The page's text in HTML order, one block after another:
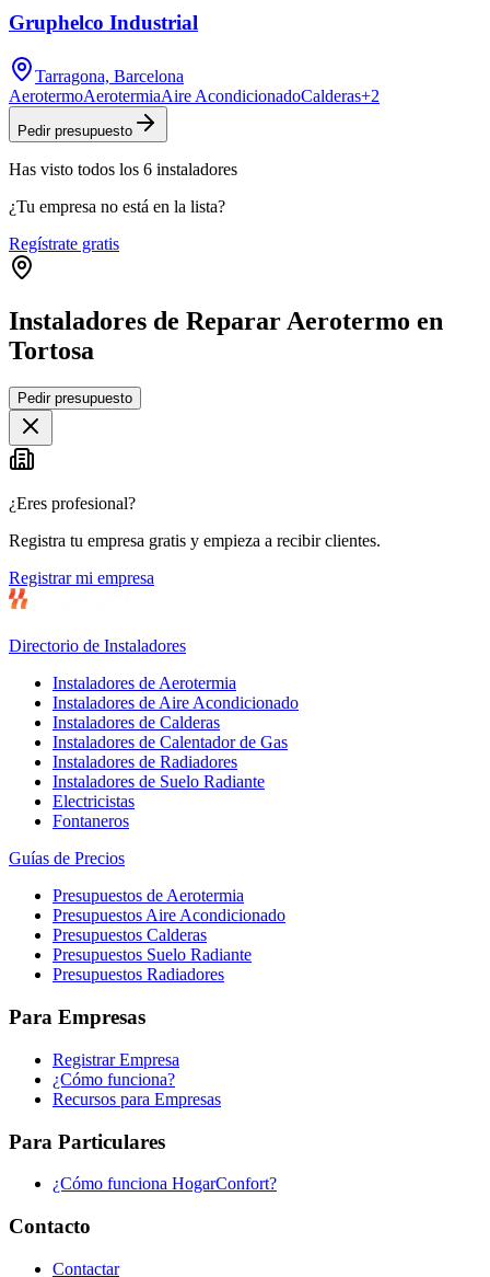
Gruphelco Industrial
Tarragona, Barcelona
AerotermoAerotermiaAire AcondicionadoCalderas+2
Pedir presupuesto
Has visto todos los 6 instaladores
¿Tu empresa no está en la lista?
Regístrate gratis
Instaladores de Reparar Aerotermo en
Tortosa
+
−
Pedir presupuesto
¿Eres profesional?
Registra tu empresa gratis y empieza a recibir clientes.
Registrar mi empresa
Directorio de Instaladores
Instaladores de Aerotermia
Instaladores de Aire Acondicionado
Instaladores de Calderas
Instaladores de Calentador de Gas
Instaladores de Radiadores
Instaladores de Suelo Radiante
Electricistas
Fontaneros
Guías de Precios
Presupuestos de Aerotermia
Presupuestos Aire Acondicionado
Presupuestos Calderas
Presupuestos Suelo Radiante
Presupuestos Radiadores
Para Empresas
Registrar Empresa
¿Cómo funciona?
Recursos para Empresas
Para Particulares
¿Cómo funciona HogarConfort?
Contacto
Contactar